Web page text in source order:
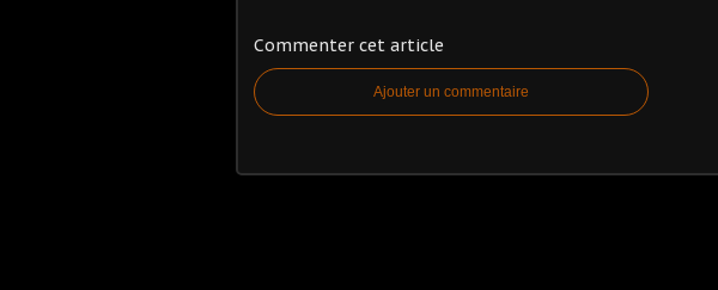
Commenter cet article
Ajouter un commentaire